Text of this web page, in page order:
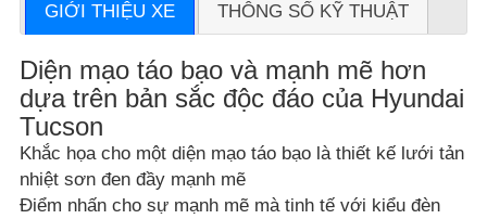
GIỚI THIỆU XE THÔNG SỐ KỸ THUẬT
Diện mạo táo bạo và mạnh mẽ hơn
dựa trên bản sắc độc đáo của Hyundai
Tucson
Khắc họa cho một diện mạo táo bạo là thiết kế lưới tản
nhiệt sơn đen đầy mạnh mẽ
Điểm nhấn cho sự mạnh mẽ mà tinh tế với kiểu đèn